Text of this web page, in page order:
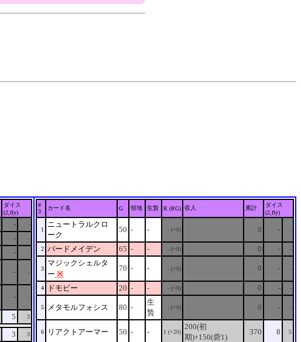
ダイス
(2,fly)
- -
- -
- -
- -
- -
5 3
3 3
#
3
カード名 G 領地 生贄 R (RG) 収入 累計
ダイス
(2,fly)
1
ニュートラルクロ
ーク
50 - - - (+0) 0 - -
2 バードメイデン 65 - - - (+0) 0 - -
3
マジックシェルタ
ー ※
70 - - - (+0) 0 - -
4 ドモビー 20 - - - (+0) 0 - -
5 メタモルフォシス 80 -
生
贄
- (+0) 0 - -
6 リアクトアーマー 50 - - 1 (+20)
200(初
期)+150(砦1)
370 8 5